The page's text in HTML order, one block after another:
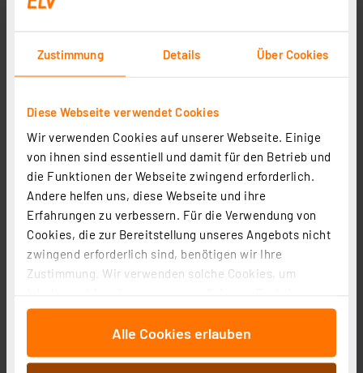
Zustimmung Details Über Cookies
Diese Webseite verwendet Cookies
Wir verwenden Cookies auf unserer Webseite. Einige
von ihnen sind essentiell und damit für den Betrieb und
die Funktionen der Webseite zwingend erforderlich.
Andere helfen uns, diese Webseite und ihre
Erfahrungen zu verbessern. Für die Verwendung von
Cookies, die zur Bereitstellung unseres Angebots nicht
zwingend erforderlich sind, benötigen wir Ihre
Zustimmung. Wir verwenden solche Cookies, um
für soziale Medien anbieten zu können und die Zugriffe
auf unsere Website zu analysieren. Außerdem geben
Alle Cookies erlauben
Einsatzbereich:
Warum wichtig:
Kohlenmonoxid ist geruchlos,
farblos und hoch giftig. Es entsteht bei
unbemerkt in geschlossenen Räumen ansammeln.
Gasmelder – Sicherheit bei Propan, Butan und Erdgas
Einsatzbereich:
Küche, Heizräume, Wohnmobil, Boot
Warum wichtig:Gasmelder erkennen austretendes
Gas und warnen vor Explosionsgefahr. Besonders in